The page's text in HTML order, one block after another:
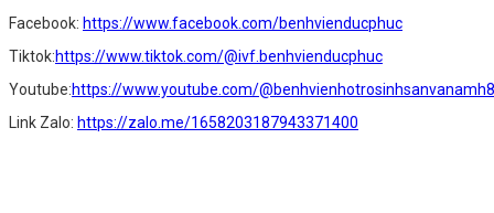
Facebook: https://www.facebook.com/benhvienducphuc
Tiktok:https://www.tiktok.com/@ivf.benhvienducphuc
Youtube:https://www.youtube.com/
Link Zalo: https://zalo.me/1658203187943371400